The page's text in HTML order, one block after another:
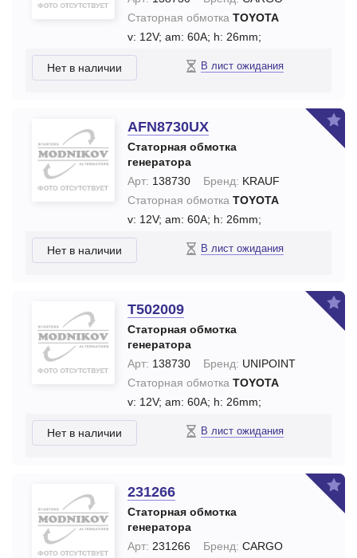
Статорная обмотка TOYOTA
v: 12V; am: 60A; h: 26mm;
Нет в наличии В лист ожидания
AFN8730UX
Статорная обмотка
генератора
Арт: 138730 Бренд: KRAUF
Статорная обмотка TOYOTA
v: 12V; am: 60A; h: 26mm;
Нет в наличии В лист ожидания
T502009
Статорная обмотка
генератора
Арт: 138730 Бренд: UNIPOINT
Статорная обмотка TOYOTA
v: 12V; am: 60A; h: 26mm;
Нет в наличии В лист ожидания
231266
Статорная обмотка
генератора
Арт: 231266 Бренд: CARGO